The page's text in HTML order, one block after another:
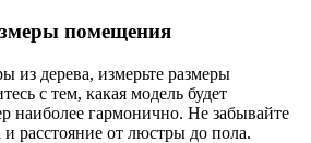
помещения
из дерева, измерьте размеры
с тем, какая модель будет
наиболее гармонично. Не забывайте
и расстояние от люстры до пола.